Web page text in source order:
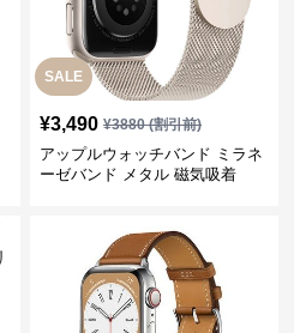
SALE
¥3,490 ¥3880(割引前)
アップルウォッチバンド ミラネ
ーゼバンド メタル 磁気吸着